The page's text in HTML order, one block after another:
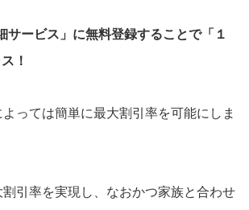
サービス」に無料登録することで「１
！
っては簡単に最大割引率を可能にしま
引率を実現し、なおかつ家族と合わせ